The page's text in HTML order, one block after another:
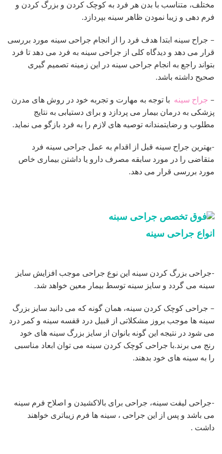
مختلف، متناسب با بدن هر فرد به کوچک کردن و بزرگ کردن و
فرم دهی و زیبا نمودن ظاهر سینه بپردازد.
– جراح سینه ابتدا هدف فرد را از انجام جراحی سینه مورد بررسی
قرار می دهد و دیدگاه کلی از جراحی سینه به فرد می دهد تا فرد
بتواند راجع به انجام جراحی سینه در این زمینه تصمیم گیری
صحیح داشته باشد.
– جراح سینه
با توجه به مهارت و تجربه خود در روش های مدرن
پزشکی به درمان بیمار می پردازد و برای دستیابی به نتایج
مطلوب و رضایتمندانه توصیه های لازم را به فرد بازگو می نماید.
-بهترین جراح سینه قبل از اقدام به عمل جراحی سینه فرد
متقاضی را در مورد سابقه مصرف دارو یا داشتن بیماری خاص
مورد بررسی قرار می دهد.
انواع جراحی سینه
-جراحی بزرگ کردن سینه این نوع جراحی موجب افزایش سایز
سینه می گردد و سایز سینه توسط بیمار معین خواهد شد.
– جراحی کوچک کردن سینه، همان گونه که می دانید سایز بزرگ
سینه ها موجب بروز مشکلاتی از قبیل درد قفسه سینه و کمر درد
می شود در نتیجه این گونه بانوان از سایز بزرگ سینه های خود
رنج می برند.با جراحی کوچک کردن سینه می توان ابعاد مناسبی
را به سینه های خود بدهند.
-جراحی لیفت سینه، جراحی برای بالاکشیدن و اصلاح فرم سینه
می باشد و پس از این جراحی ، سینه ها فرم زیباتری خواهند
داشت .